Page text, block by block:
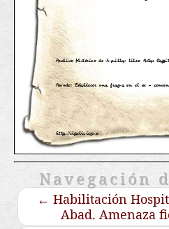
Navegación
← Habilitación
Abad. Amenaza